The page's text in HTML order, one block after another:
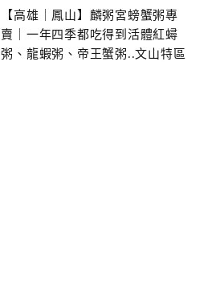
【高雄｜鳳山】麟粥宮螃蟹粥專
賣｜一年四季都吃得到活體紅蟳
粥、龍蝦粥、帝王蟹粥..文山特區